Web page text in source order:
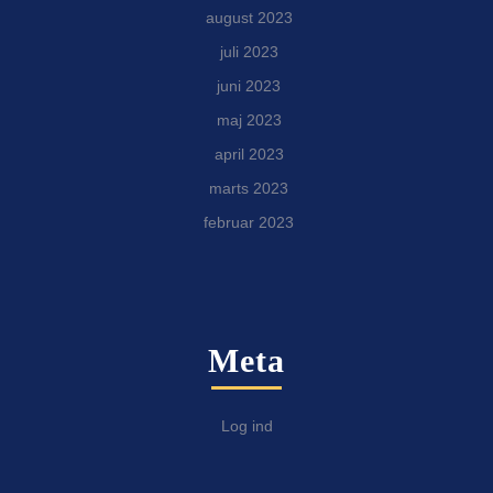
august 2023
juli 2023
juni 2023
maj 2023
april 2023
marts 2023
februar 2023
Meta
Log ind